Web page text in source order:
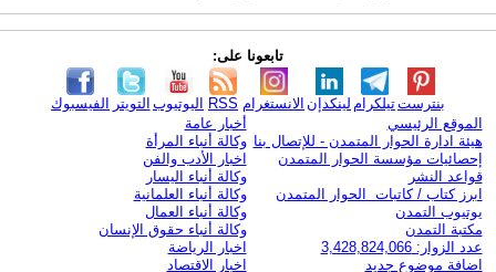
تابعونا على:
الفيسبوك التويتر اليوتيوب RSS الانستغرام لينكدإن تيلكرامبنترست
الموقع الرئيسي
هيئة ادارة الحوار المتمدن - للإتصال بنا
إحصائيات مؤسسة الحوار المتمدن
قواعد النشر
ابرز كتاب / كاتبات الحوار المتمدن
يوتيوب التمدن
مكتبة التمدن
عدد الزوار: 3,428,824,066
اضافة موضوع جديد
أخبار عامة
وكالة أنباء المرأة
اخبار الأدب والفن
وكالة أنباء اليسار
وكالة أنباء العلمانية
وكالة أنباء العمال
وكالة أنباء حقوق الإنسان
اخبار الرياضة
اخبار الاقتصاد